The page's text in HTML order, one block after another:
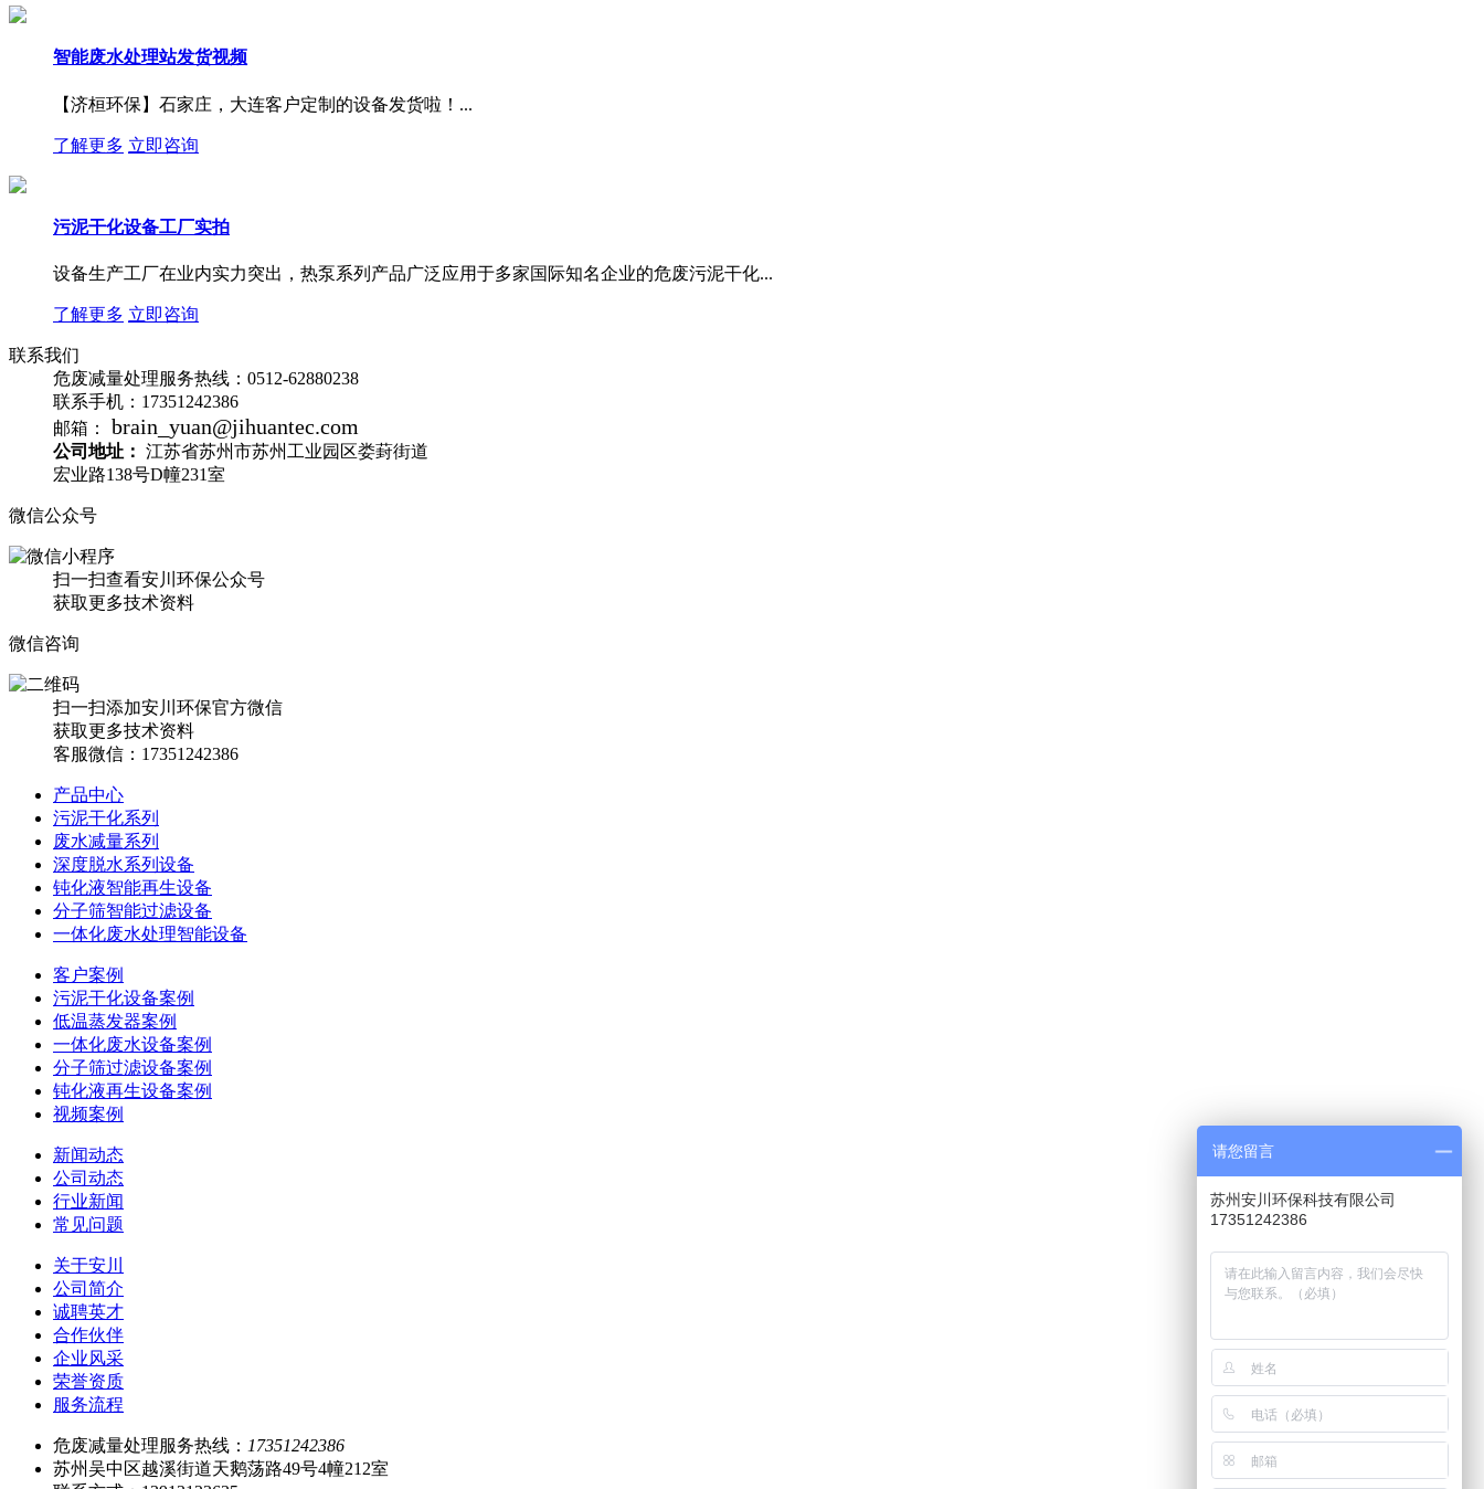
智能废水处理站发货视频
【济桓环保】石家庄，大连客户定制的设备发货啦！...
了解更多 立即咨询
污泥干化设备工厂实拍
设备生产工厂在业内实力突出，热泵系列产品广泛应用于多家国际知名企业的危废污泥干化...
了解更多 立即咨询
联系我们
危废减量处理服务热线： 0512-62880238
联系手机： 17351242386
邮箱：
brain_yuan@jihuantec.com
公司地址： 江苏省苏州市苏州工业园区娄葑街道
宏业路138号D幢231室
微信公众号
扫一扫查看安川环保公众号
获取更多技术资料
微信咨询
扫一扫添加安川环保官方微信
获取更多技术资料
客服微信：17351242386
产品中心
污泥干化系列
废水减量系列
深度脱水系列设备
钝化液智能再生设备
分子筛智能过滤设备
一体化废水处理智能设备
客户案例
污泥干化设备案例
低温蒸发器案例
一体化废水设备案例
分子筛过滤设备案例
钝化液再生设备案例
视频案例
新闻动态
公司动态
行业新闻
常见问题
关于安川
公司简介
诚聘英才
合作伙伴
企业风采
荣誉资质
服务流程
危废减量处理服务热线： 17351242386
苏州吴中区越溪街道天鹅荡路49号4幢212室
请您留言
苏州安川环保科技有限公司
17351242386